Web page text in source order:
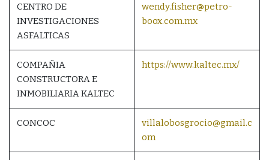
CENTRO DE
INVESTIGACIONES
ASFALTICAS
wendy.fisher@petro-
boox.com.mx
COMPAÑIA
CONSTRUCTORA E
INMOBILIARIA KALTEC
https://www.kaltec.mx/
CONCOC
villalobosgrocio@gmail.c
om